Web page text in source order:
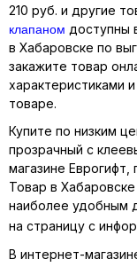
210 руб. и другие
клапаном доступны
в Хабаровске по
закажите товар
характеристиками
товаре.
Купите по низким
прозрачный с
магазине Еврогифт,
Товар в
наиболее удобным
на страницу с
В интернет-